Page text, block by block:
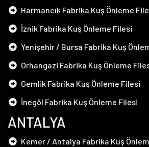
Harmancık Fabrika Kuş Önleme
İznik Fabrika Kuş Önleme Filesi
Yenişehir / Bursa Fabrika Kuş
Orhangazi Fabrika Kuş Önleme
Gemlik Fabrika Kuş Önleme Filesi
İnegöl Fabrika Kuş Önleme Filesi
ANTALYA
Kemer / Antalya Fabrika Kuş